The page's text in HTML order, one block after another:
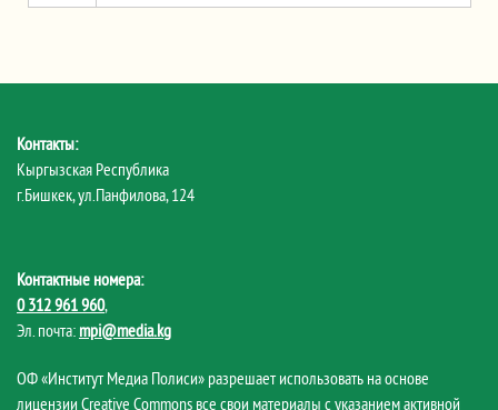
Контакты:
Кыргызская Республика
г.Бишкек, ул.Панфилова, 124
Контактные номера:
0 312 961 960,
Эл. почта: mpi@media.kg
ОФ «Институт Медиа Полиси» разрешает использовать на основе
лицензии Creative Commons все свои материалы с указанием активной